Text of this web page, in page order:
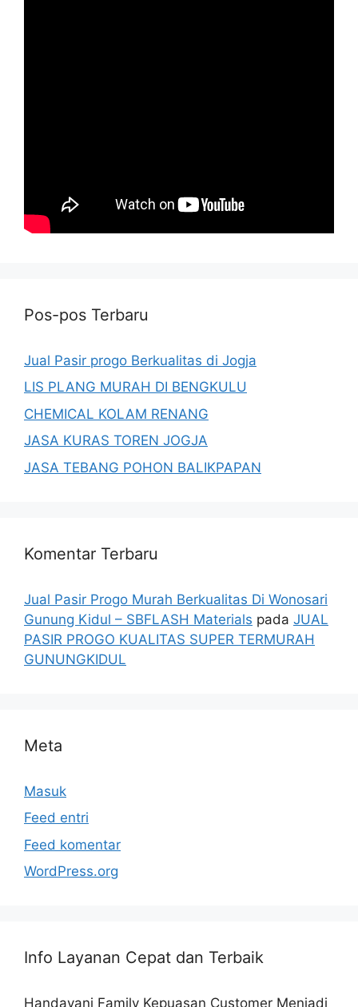
Pos-pos Terbaru
Jual Pasir progo Berkualitas di Jogja
LIS PLANG MURAH DI BENGKULU
CHEMICAL KOLAM RENANG
JASA KURAS TOREN JOGJA
JASA TEBANG POHON BALIKPAPAN
Komentar Terbaru
Jual Pasir Progo Murah Berkualitas Di Wonosari
Gunung Kidul – SBFLASH Materials pada JUAL
PASIR PROGO KUALITAS SUPER TERMURAH
GUNUNGKIDUL
Meta
Masuk
Feed entri
Feed komentar
WordPress.org
Info Layanan Cepat dan Terbaik
Handayani Family Kepuasan Customer Menjadi